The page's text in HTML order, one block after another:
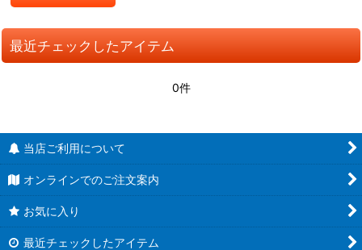
最近チェックしたアイテム
0件
当店ご利用について
オンラインでのご注文案内
お気に入り
最近チェックしたアイテム